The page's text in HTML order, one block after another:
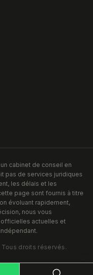
cabinet de conseil en
pas de services juridiques
les délais et les
page sont fournis à titre
évoluant rapidement,
nous vous
actuelles et
Tous droits réservés.